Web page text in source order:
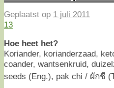
Geplaatst op 1 juli 2011
13
Hoe heet het?
Koriander, korianderzaad,
coander, wantsenkruid,
seeds (Eng.), pak chi / ผักชี